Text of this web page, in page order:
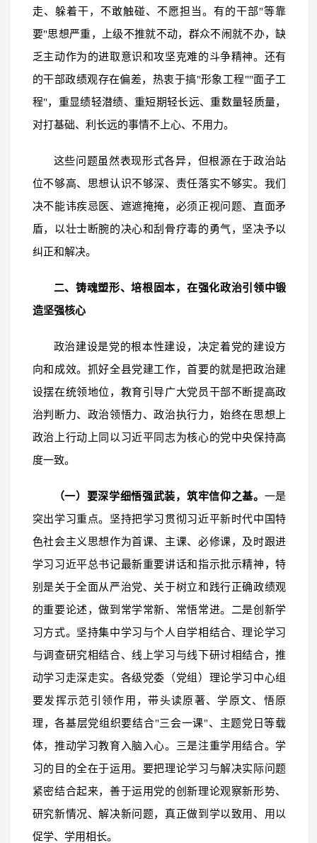
走、躲着干，不敢触碰、不愿担当。有的干部"等靠
要"思想严重，上级不推就不动，群众不闹就不办，缺
乏主动作为的进取意识和攻坚克难的斗争精神。还有
的干部政绩观存在偏差，热衷于搞"形象工程""面子工
程"，重显绩轻潜绩、重短期轻长远、重数量轻质量，
对打基础、利长远的事情不上心、不用力。
这些问题虽然表现形式各异，但根源在于政治站
位不够高、思想认识不够深、责任落实不够实。我们
决不能讳疾忌医、遮遮掩掩，必须正视问题、直面矛
盾，以壮士断腕的决心和刮骨疗毒的勇气，坚决予以
纠正和解决。
二、铸魂塑形、培根固本，在强化政治引领中锻
造坚强核心
政治建设是党的根本性建设，决定着党的建设方
向和成效。抓好全县党建工作，首要的就是把政治建
设摆在统领地位，教育引导广大党员干部不断提高政
治判断力、政治领悟力、政治执行力，始终在思想上
政治上行动上同以习近平同志为核心的党中央保持高
度一致。
（一）要深学细悟强武装，筑牢信仰之基。 一是
突出学习重点。坚持把学习贯彻习近平新时代中国特
色社会主义思想作为首课、主课、必修课，及时跟进
学习习近平总书记最新重要讲话和指示批示精神，特
别是关于全面从严治党、关于树立和践行正确政绩观
的重要论述，做到常学常新、常悟常进。二是创新学
习方式。坚持集中学习与个人自学相结合、理论学习
与调查研究相结合、线上学习与线下研讨相结合，推
动学习走深走实。各级党委（党组）理论学习中心组
要发挥示范引领作用，带头读原著、学原文、悟原
理，各基层党组织要结合"三会一课"、主题党日等载
体，推动学习教育入脑入心。三是注重学用结合。学
习的目的全在于运用。要把理论学习与解决实际问题
紧密结合起来，善于运用党的创新理论观察新形势、
研究新情况、解决新问题，真正做到学以致用、用以
促学、学用相长。